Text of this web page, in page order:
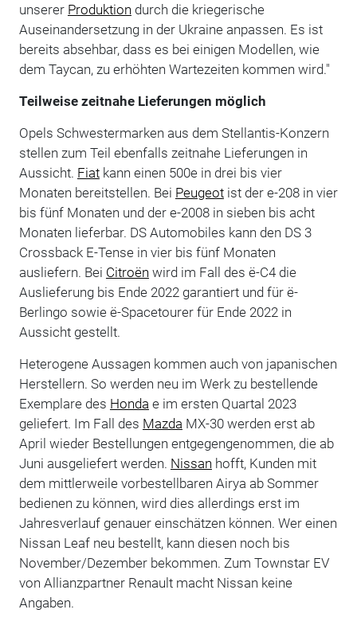
unserer Produktion durch die kriegerische
Auseinandersetzung in der Ukraine anpassen. Es ist
bereits absehbar, dass es bei einigen Modellen, wie
dem Taycan, zu erhöhten Wartezeiten kommen wird."
Teilweise zeitnahe Lieferungen möglich
Opels Schwestermarken aus dem Stellantis-Konzern
stellen zum Teil ebenfalls zeitnahe Lieferungen in
Aussicht. Fiatkann einen 500e in drei bis vier
Monaten bereitstellen. Bei Peugeotist der e-208 in vier
bis fünf Monaten und der e-2008 in sieben bis acht
Monaten lieferbar. DS Automobiles kann den DS 3
Crossback E-Tense in vier bis fünf Monaten
ausliefern. Bei Citroën wird im Fall des ë-C4 die
Auslieferung bis Ende 2022 garantiert und für ë-
Berlingo sowie ë-Spacetourer für Ende 2022 in
Aussicht gestellt.
Heterogene Aussagen kommen auch von japanischen
Herstellern. So werden neu im Werk zu bestellende
Exemplare des Honda e im ersten Quartal 2023
geliefert. Im Fall des Mazda MX-30 werden erst ab
April wieder Bestellungen entgegengenommen, die ab
Juni ausgeliefert werden. Nissan hofft, Kunden mit
dem mittlerweile vorbestellbaren Airya ab Sommer
bedienen zu können, wird dies allerdings erst im
Jahresverlauf genauer einschätzen können. Wer einen
Nissan Leaf neu bestellt, kann diesen noch bis
November/Dezember bekommen. Zum Townstar EV
von Allianzpartner Renault macht Nissan keine
Angaben.